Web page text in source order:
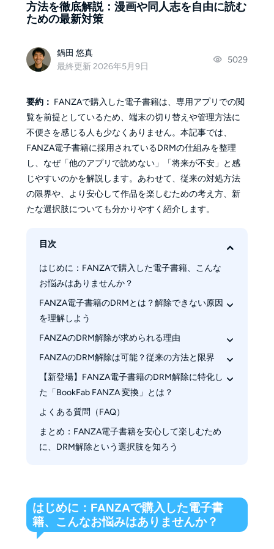
方法を徹底解説：漫画や同人志を自由に読む
ための最新対策
鍋田 悠真
最終更新 2026年5月9日
5029
要約： FANZAで購入した電子書籍は、専用アプリでの閲
覧を前提としているため、端末の切り替えや管理方法に
不便さを感じる人も少なくありません。本記事では、
FANZA電子書籍に採用されているDRMの仕組みを整理
し、なぜ「他のアプリで読めない」「将来が不安」と感
じやすいのかを解説します。あわせて、従来の対処方法
の限界や、より安心して作品を楽しむための考え方、新
たな選択肢についても分かりやすく紹介します。
目次
はじめに：FANZAで購入した電子書籍、こんな
お悩みはありませんか？
FANZA電子書籍のDRMとは？解除できない原因
を理解しよう
DRM（デジタル著作権管理）とは何か
なぜFANZAの電子書籍は専用アプリに依存する
のか
FANZAのDRM解除が求められる理由
端末やアプリを自由に選べないストレス
サービス依存による将来的な不安
コレクション性の高い作品ほど「長期保管した
い」ニーズが強い
FANZAのDRM解除は可能？従来の方法と限界
スクリーンショット保存が推奨されない理由
古い解除ツールの問題点（非対応・不安定・再
現性）
【新登場】FANZA電子書籍のDRM解除に特化し
た「BookFab FANZA 変換」とは？
BookFab FANZA 変換の使い方：FANZA電子書
籍のDRMを解除する手順
よくある質問（FAQ）
まとめ：FANZA電子書籍を安心して楽しむため
に、DRM解除という選択肢を知ろう
はじめに：FANZAで購入した電子書
籍、こんなお悩みはありませんか？